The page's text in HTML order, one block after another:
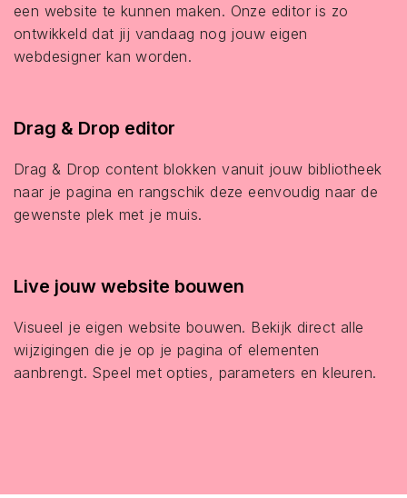
een website te kunnen maken. Onze editor is zo
ontwikkeld dat jij vandaag nog jouw eigen
webdesigner kan worden.
Drag & Drop editor
Drag & Drop content blokken vanuit jouw bibliotheek
naar je pagina en rangschik deze eenvoudig naar de
gewenste plek met je muis.
Live jouw website bouwen
Visueel je eigen website bouwen. Bekijk direct alle
wijzigingen die je op je pagina of elementen
aanbrengt. Speel met opties, parameters en kleuren.